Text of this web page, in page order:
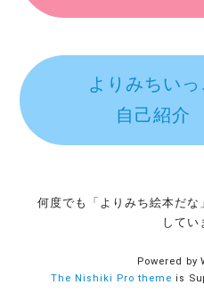
よりみちいっ
自己紹介
何度でも「よりみち絵本だ
してい
Powered by
The Nishiki Pro theme is